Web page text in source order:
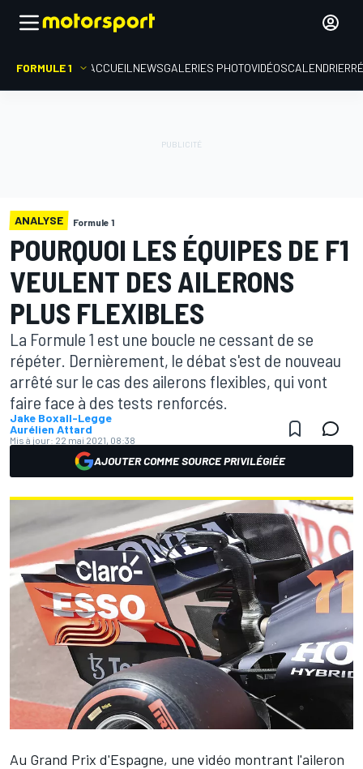
FORMULE 1 ACCUEIL NEWSGALERIES PHOTOVIDÉOSCALENDRIER
ANALYSE Formule 1
POURQUOI LES ÉQUIPES DE F1
VEULENT DES AILERONS
PLUS FLEXIBLES
La Formule 1 est une boucle ne cessant de se
répéter. Dernièrement, le débat s'est de nouveau
arrêté sur le cas des ailerons flexibles, qui vont
faire face à des tests renforcés.
Jake Boxall-Legge
Aurélien Attard
Mis à jour: 22 mai 2021, 08:38
AJOUTER COMME SOURCE PRIVILÉGIÉE
Au Grand Prix d'Espagne, une vidéo montrant l'aileron